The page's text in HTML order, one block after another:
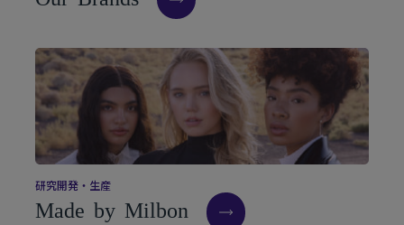
研究開発・ 生産
Made by Milbon